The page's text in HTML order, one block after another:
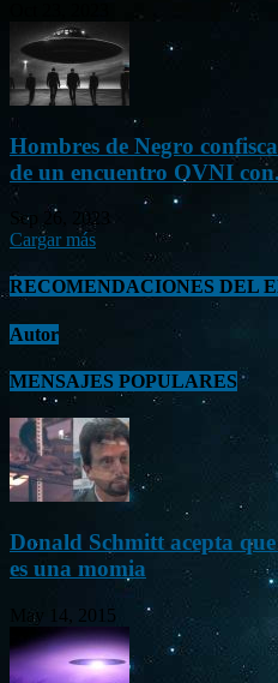
Hombres de Negro
de un encuentro OVNI
Sep 26, 2023
Cargar más
RECOMENDACIONES DEL
Autor
MENSAJES POPULARES
Donald Schmitt acepta
es una momia
May 14, 2015